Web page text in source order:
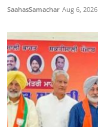
SaahasSamachar Aug 6, 2026